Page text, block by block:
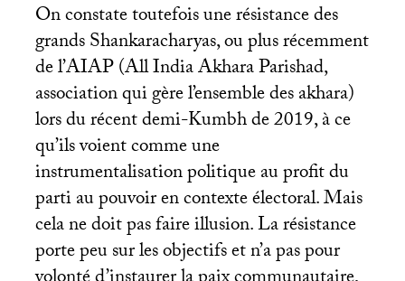
On constate toutefois une résistance des
grands Shankaracharyas, ou plus récemment
de l’AIAP(All India Akhara Parishad,
association qui gère l’ensemble des akhara)
lors du récent demi-Kumbh de 2019, à ce
qu’ils voient comme une
instrumentalisation politique au profit du
parti au pouvoir en contexte électoral. Mais
cela ne doit pas faire illusion. La résistance
porte peu sur les objectifs et n’a pas pour